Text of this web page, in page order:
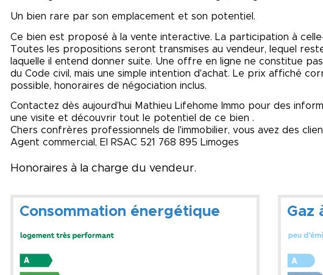
Un bien rare par son emplacement et son potentiel.
Ce bien est proposé à la vente interactive. La participation à
Toutes les propositions seront transmises au vendeur, lequel
laquelle il entend donner suite. Une offre en ligne ne constitue
du Code civil, mais une simple intention d'achat. Le prix affiché
possible, honoraires de négociation inclus.
Contactez dès aujourd’hui Mathieu Lifehome Immo pour des
une visite et découvrir tout le potentiel de ce bien .
Chers confrères professionnels de l'immobilier, vous avez des
Agent commercial, EI RSAC 521 768 895 Limoges
Honoraires à la charge du vendeur.
Consommation énergétique Gaz